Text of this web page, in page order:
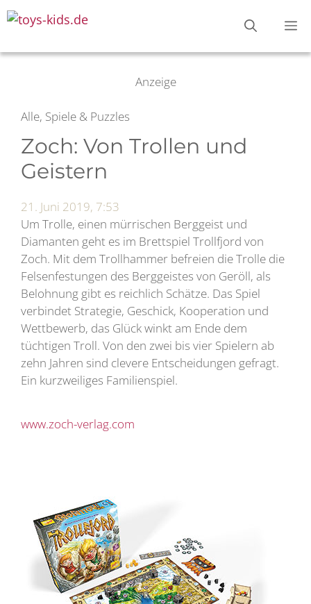
Zum
Inhalt
Anzeige
Alle, Spiele & Puzzles
Zoch: Von Trollen und
Geistern
21. Juni 2019, 7:53
Um Trolle, einen mürrischen Berggeist und
Diamanten geht es im Brettspiel Trollfjord von
Zoch. Mit dem Trollhammer befreien die Trolle die
Felsenfestungen des Berggeistes von Geröll, als
Belohnung gibt es reichlich Schätze. Das Spiel
verbindet Strategie, Geschick, Kooperation und
Wettbewerb, das Glück winkt am Ende dem
tüchtigen Troll. Von den zwei bis vier Spielern ab
zehn Jahren sind clevere Entscheidungen gefragt.
Ein kurzweiliges Familienspiel.
www.zoch-verlag.com